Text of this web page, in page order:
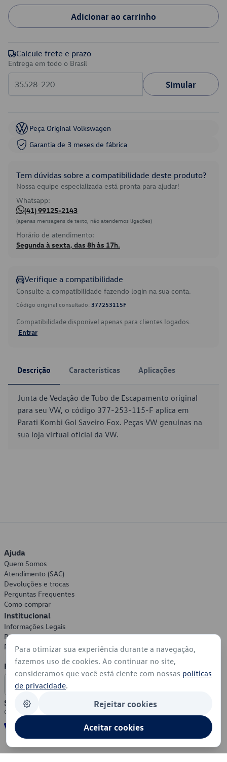
Adicionar ao carrinho
Calcule frete e prazo
Entrega em todo o Brasil
Simular
Peça Original Volkswagen
Garantia de 3 meses de fábrica
Tem dúvidas sobre a compatibilidade deste produto?
Nossa equipe especializada está pronta para ajudar!
Whatsapp:
(41) 99125-2143
(apenas mensagens de texto, não atendemos ligações)
Horário de atendimento:
Segunda à sexta, das 8h às 17h.
Verifique a compatibilidade
Consulte a compatibilidade fazendo login na sua conta.
Código original consultado: 377253115F
Compatibilidade disponível apenas para clientes logados.
Entrar
Descrição Características Aplicações
Junta de Vedação de Tubo de Escapamento original
para seu VW, o código 377-253-115-F aplica em
Parati Kombi Gol Saveiro Fox. Peças VW genuínas na
sua loja virtual oficial da VW.
Ajuda
Quem Somos
Atendimento (SAC)
Devoluções e trocas
Perguntas Frequentes
Como comprar
Institucional
Informações Legais
Política de Privacidade
Política de Cookies
Formas de Pagamento
Segurança
Para otimizar sua experiência durante a navegação,
fazemos uso de cookies. Ao continuar no site,
consideramos que você está ciente com nossas políticas
de privacidade.
Rejeitar cookies
Aceitar cookies